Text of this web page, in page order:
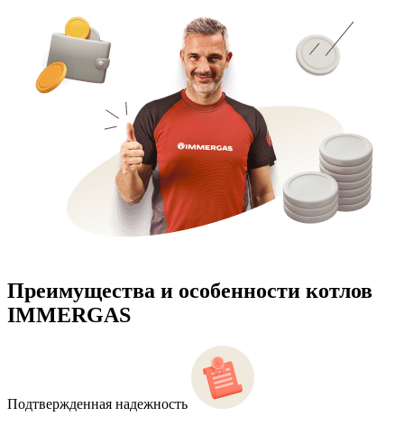
Преимущества и особенности котлов
IMMERGAS
Подтвержденная надежность